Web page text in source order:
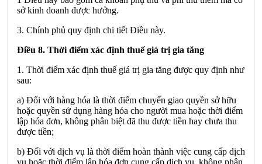
sở kinh doanh được hưởng.
3. Chính phủ quy định chi tiết Điều này.
Điều 8. Thời điểm xác định thuế giá trị gia tăng
1. Thời điểm xác định thuế giá trị gia tăng được quy định như
sau:
a) Đối với hàng hóa là thời điểm chuyển giao quyền sở hữu
hoặc quyền sử dụng hàng hóa cho người mua hoặc thời điểm
lập hóa đơn, không phân biệt đã thu được tiền hay chưa thu
được tiền;
b) Đối với dịch vụ là thời điểm hoàn thành việc cung cấp dịch
vụ hoặc thời điểm lập hóa đơn cung cấp dịch vụ, không phân